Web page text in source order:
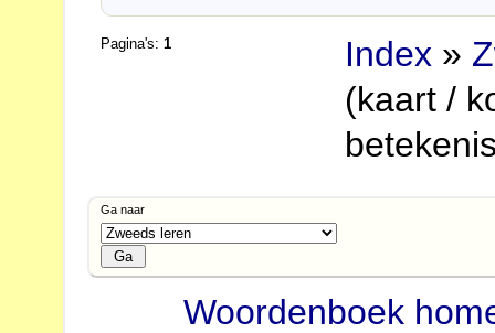
Pagina's:1 Index »
(kaart /
Ga naar
Woordenboek